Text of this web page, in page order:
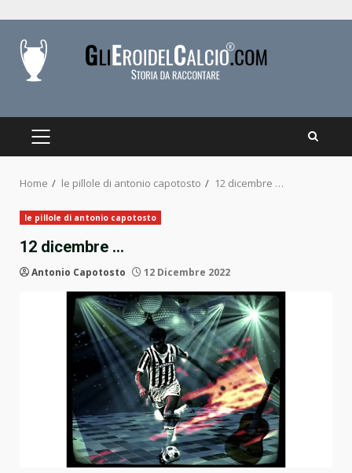
content
PRIMARY
Home le pillole di antonio capotosto 12 dicembre …
le pillole di antonio capotosto
12 dicembre …
Antonio Capotosto 12 Dicembre 2022